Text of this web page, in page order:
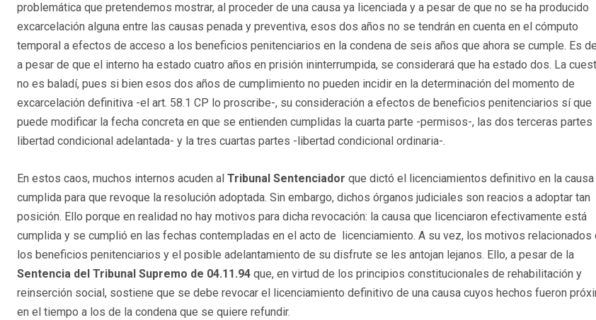
problemática que pretendemos mostrar, al proceder de una causa ya licenciada y a pesar de que no se ha producido
excarcelación alguna entre las causas penada y preventiva, esos dos años no se tendrán en cuenta en el cómputo
temporal a efectos de acceso a los beneficios penitenciarios en la condena de seis años que ahora se cumple. Es
a pesar de que el interno ha estado cuatro años en prisión ininterrumpida, se considerará que ha estado dos. La
no es baladí, pues si bien esos dos años de cumplimiento no pueden incidir en la determinación del momento de
excarcelación definitiva -el art. 58.1 CP lo proscribe-, su consideración a efectos de beneficios penitenciarios sí que
puede modificar la fecha concreta en que se entienden cumplidas la cuarta parte -permisos-, las dos terceras partes
libertad condicional adelantada- y la tres cuartas partes -libertad condicional ordinaria-.
En estos caos, muchos internos acuden al Tribunal Sentenciador que dictó el licenciamientos definitivo en la causa
cumplida para que revoque la resolución adoptada. Sin embargo, dichos órganos judiciales son reacios a adoptar tan
posición. Ello porque en realidad no hay motivos para dicha revocación: la causa que licenciaron efectivamente está
cumplida y se cumplió en las fechas contempladas en el acto de licenciamiento. A su vez, los motivos relacionados
los beneficios penitenciarios y el posible adelantamiento de su disfrute se les antojan lejanos. Ello, a pesar de la
Sentencia del Tribunal Supremo de 04.11.94 que, en virtud de los principios constitucionales de rehabilitación y
reinserción social, sostiene que se debe revocar el licenciamiento definitivo de una causa cuyos hechos fueron
en el tiempo a los de la condena que se quiere refundir.